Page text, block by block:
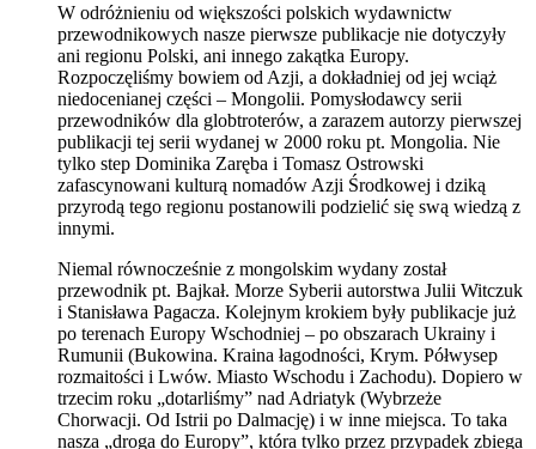
W odróżnieniu od większości polskich wydawnictw
przewodnikowych nasze pierwsze publikacje nie dotyczyły
ani regionu Polski, ani innego zakątka Europy.
Rozpoczęliśmy bowiem od Azji, a dokładniej od jej wciąż
niedocenianej części – Mongolii. Pomysłodawcy serii
przewodników dla globtroterów, a zarazem autorzy pierwszej
publikacji tej serii wydanej w 2000 roku pt. Mongolia. Nie
tylko step Dominika Zaręba i Tomasz Ostrowski
zafascynowani kulturą nomadów Azji Środkowej i dziką
przyrodą tego regionu postanowili podzielić się swą wiedzą z
innymi.
Niemal równocześnie z mongolskim wydany został
przewodnik pt. Bajkał. Morze Syberii autorstwa Julii Witczuk
i Stanisława Pagacza. Kolejnym krokiem były publikacje już
po terenach Europy Wschodniej – po obszarach Ukrainy i
Rumunii (Bukowina. Kraina łagodności, Krym. Półwysep
rozmaitości i Lwów. Miasto Wschodu i Zachodu). Dopiero w
trzecim roku „dotarliśmy” nad Adriatyk (Wybrzeże
Chorwacji. Od Istrii po Dalmację) i w inne miejsca. To taka
nasza „droga do Europy”, która tylko przez przypadek zbiega